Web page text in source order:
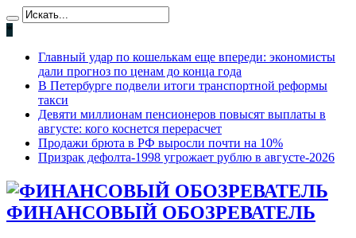
*
Главный удар по кошелькам еще впереди: экономисты
дали прогноз по ценам до конца года
В Петербурге подвели итоги транспортной реформы
такси
Девяти миллионам пенсионеров повысят выплаты в
августе: кого коснется перерасчет
Продажи брюта в РФ выросли почти на 10%
Призрак дефолта-1998 угрожает рублю в августе-2026
ФИНАНСОВЫЙ ОБОЗРЕВАТЕЛЬ